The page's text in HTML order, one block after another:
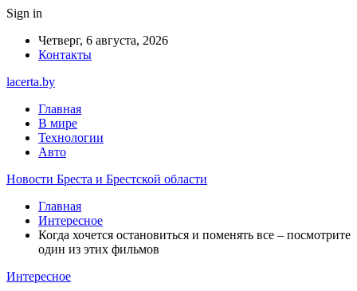
Sign in
Четверг, 6 августа, 2026
Контакты
lacerta.by
Главная
В мире
Технологии
Авто
Новости Бреста и Брестской области
Главная
Интересное
Когда хочется остановиться и поменять все ‒ посмотрите
один из этих фильмов
Интересное